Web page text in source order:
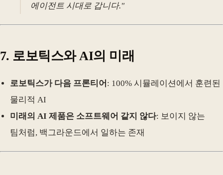
에이전트 시대로 갑니다."
7. 로보틱스와 AI의 미래
로보틱스가 다음 프론티어 : 100% 시뮬레이션에서 훈련된
물리적 AI
미래의 AI 제품은 소프트웨어 같지 않다: 보이지 않는
팀처럼, 백그라운드에서 일하는 존재